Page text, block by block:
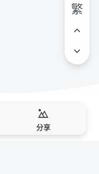
繁
分享